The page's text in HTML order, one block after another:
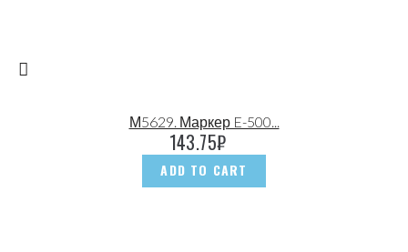
М5629. Маркер E-500...
143.75₽
ADD TO CART